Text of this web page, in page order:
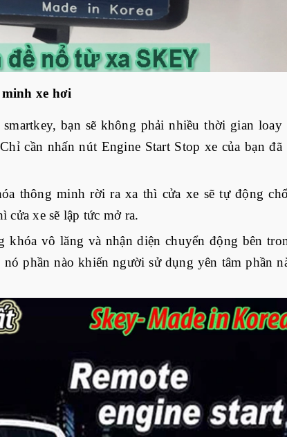
xe hơi
bạn sẽ không phải nhiều thời gian loay
cần nhấn nút Engine Start Stop xe của bạn đã
thông minh rời ra xa thì cửa xe sẽ tự động
cửa xe sẽ lập tức mở ra.
khóa vô lăng và nhận diện chuyển động bên
phần nào khiến người sử dụng yên tâm phần